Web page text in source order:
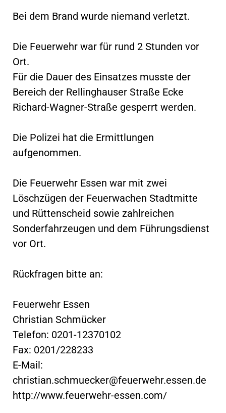
Bei dem Brand wurde niemand verletzt.
Die Feuerwehr war für rund 2 Stunden vor
Ort.
Für die Dauer des Einsatzes musste der
Bereich der Rellinghauser Straße Ecke
Richard-Wagner-Straße gesperrt werden.
Die Polizei hat die Ermittlungen
aufgenommen.
Die Feuerwehr Essen war mit zwei
Löschzügen der Feuerwachen Stadtmitte
und Rüttenscheid sowie zahlreichen
Sonderfahrzeugen und dem Führungsdienst
vor Ort.
Rückfragen bitte an:
Feuerwehr Essen
Christian Schmücker
Telefon: 0201-12370102
Fax: 0201/228233
E-Mail:
christian.schmuecker@feuerwehr.essen.de
http://www.feuerwehr-essen.com/